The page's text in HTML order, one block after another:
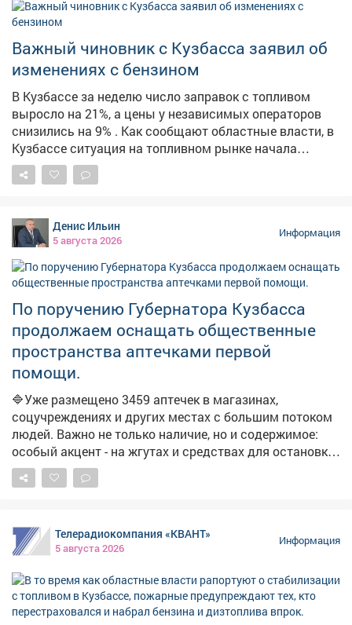
Безопасность - превыше всего! 💪 #Лагерь
#Безопасность #Эвакуация #ТренировкаМЧС
Важный чиновник с Кузбасса заявил об
изменениях с бензином
В Кузбассе за неделю число заправок с топливом
выросло на 21%, а цены у независимых операторов
снизились на 9% . Как сообщают областные власти, в
Кузбассе ситуация на топливном рынке начала
стабилизироваться. По их данным, за неделю
количество АЗС, на которых есть топливо, выросло на
операторов снизились на 9%. На штабе обсудили
текущую обстановку и отметили, что ажиотажный
спрос удалось снять, очереди на заправках
сократились. Для дальнейшей стабилизации
налаживается координация между независимыми
сетями, производителями и логистическими
операторами. Власти фиксируют жалобы из
отдельных поселений на отсутствие топлива. Главам
поручено отслеживать каждый сигнал и оперативно
отрабатывать проблемные точки. В ближайшие дни
повысит долю работающих АЗС. Запас топлива для
уборочной кампании уже сформирован, утверждён
чёткий график поставок.
Денис Ильин
5 августа 2026
Информация
По поручению Губернатора Кузбасса
продолжаем оснащать общественные
пространства аптечками первой
помощи.
🔷Уже размещено 3459 аптечек в магазинах,
соцучреждениях и других местах с большим потоком
людей. Важно не только наличие, но и содержимое:
особый акцент - на жгутах и средствах для остановки
кровотечений. ➡️Параллельно продолжаем
мониторинг укрытий. На фото - укрытия в
Телерадиокомпания «КВАНТ»
5 августа 2026
Информация